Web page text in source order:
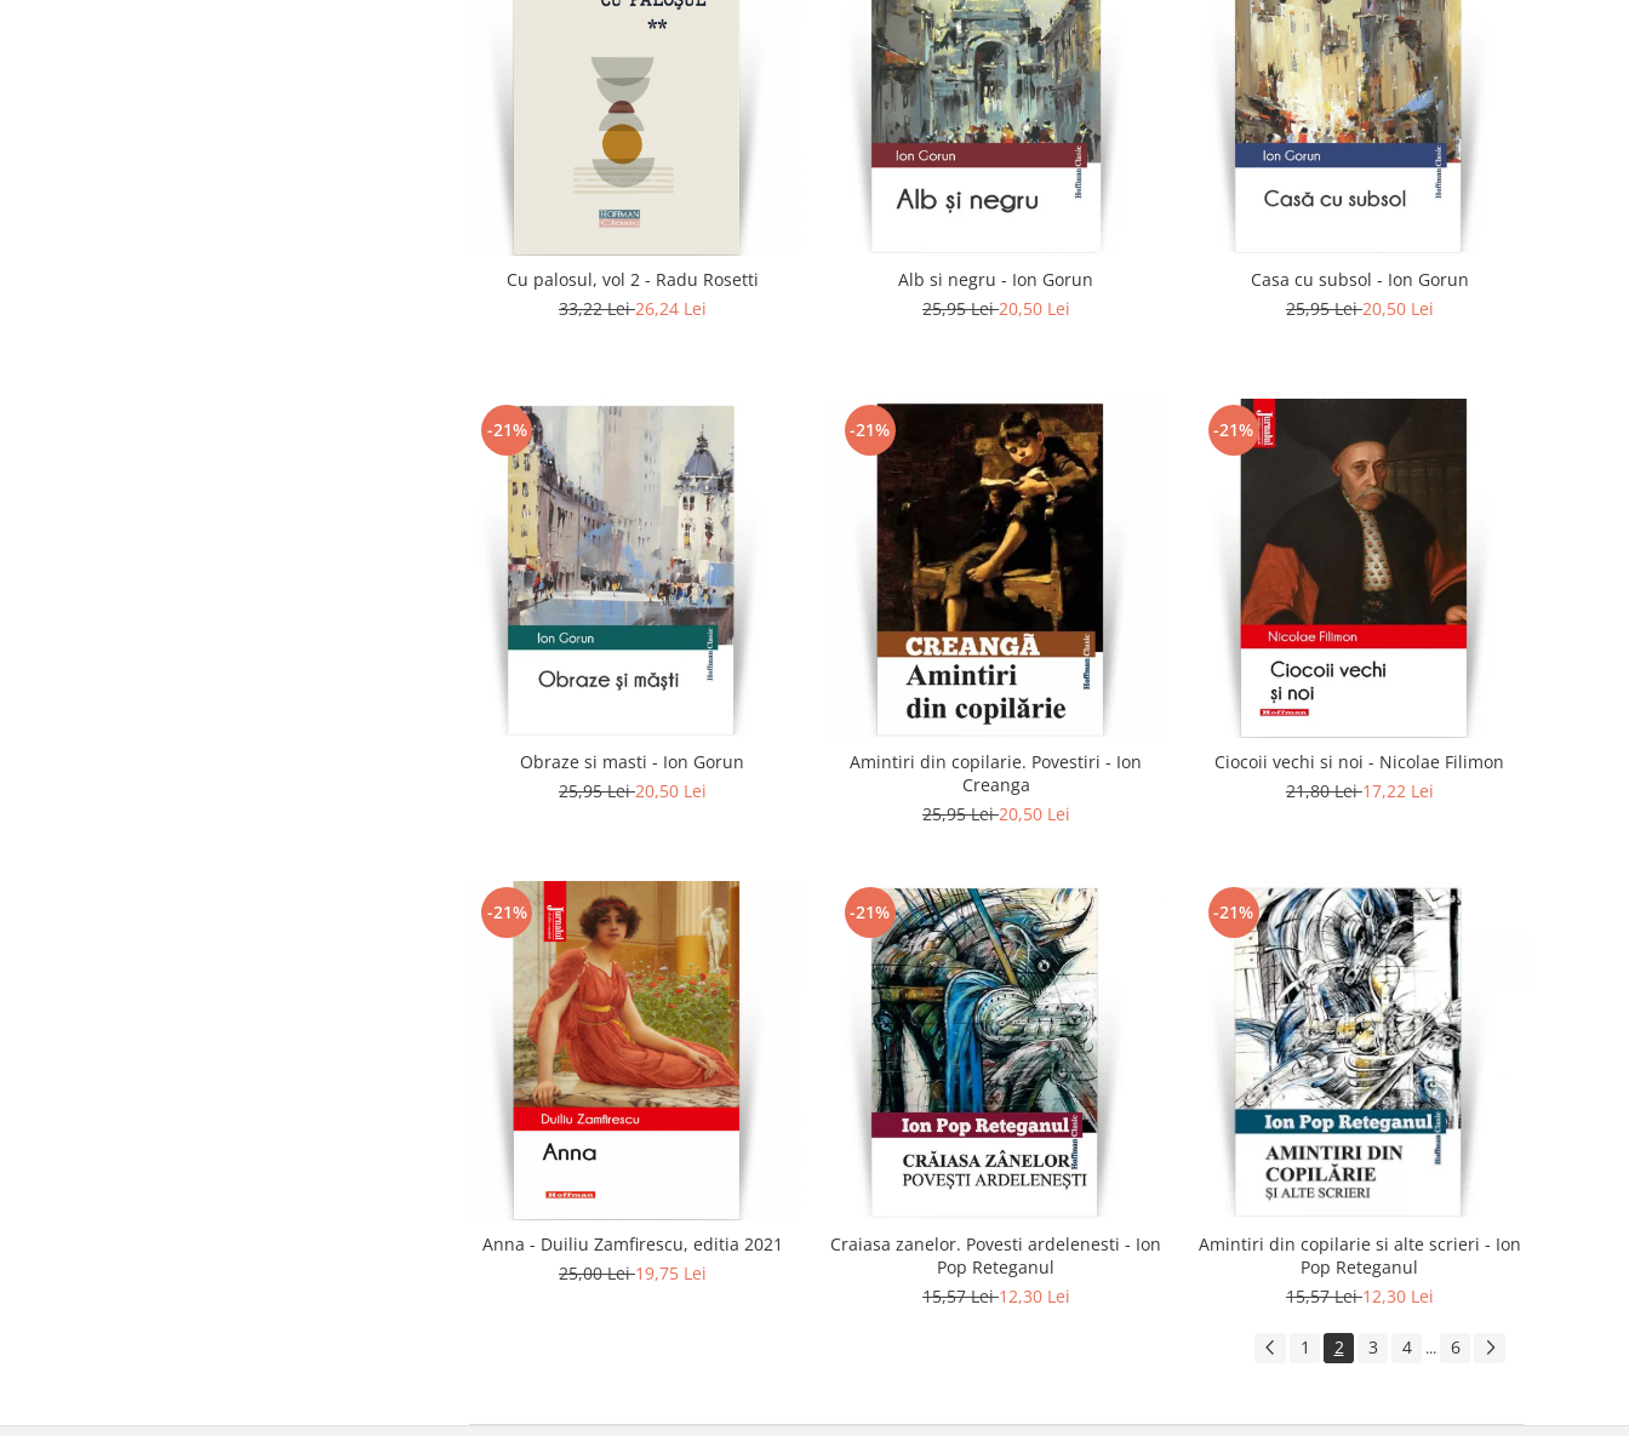
Cu palosul, vol 2 - Radu Rosetti
33,22 Lei26,24 Lei
Alb si negru - Ion Gorun
25,95 Lei20,50 Lei
Casa cu subsol - Ion Gorun
25,95 Lei20,50 Lei
-21%
Obraze si masti - Ion Gorun
25,95 Lei20,50 Lei
-21%
Amintiri din copilarie. Povestiri - Ion
Creanga
25,95 Lei20,50 Lei
-21%
Ciocoii vechi si noi - Nicolae Filimon
21,80 Lei17,22 Lei
-21%
Anna - Duiliu Zamfirescu, editia 2021
25,00 Lei19,75 Lei
-21%
Craiasa zanelor. Povesti ardelenesti - Ion
Pop Reteganul
15,57 Lei12,30 Lei
-21%
Amintiri din copilarie si alte scrieri - Ion
Pop Reteganul
15,57 Lei12,30 Lei
1 2 3 4 ... 6